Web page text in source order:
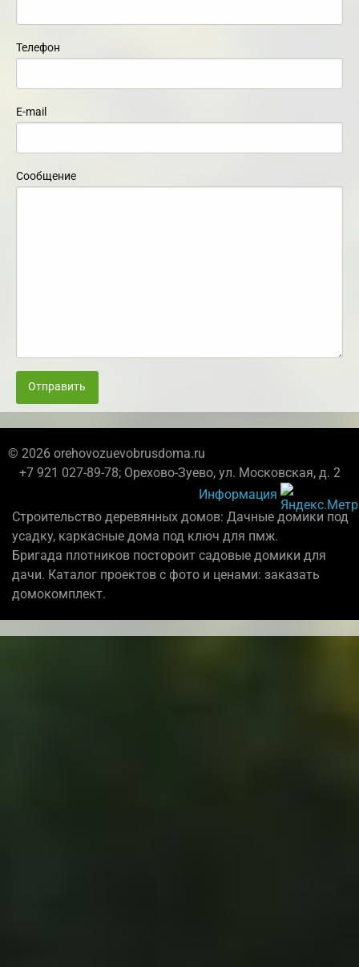
Телефон
E-mail
Сообщение
Отправить
© 2026 orehovozuevobrusdoma.ru
+7 921 027-89-78; Орехово-Зуево, ул. Московская, д. 2
Информация
Строительство деревянных домов: Дачные домики под
усадку, каркасные дома под ключ для пмж.
Бригада плотников постороит садовые домики для
дачи. Каталог проектов с фото и ценами: заказать
домокомплект.